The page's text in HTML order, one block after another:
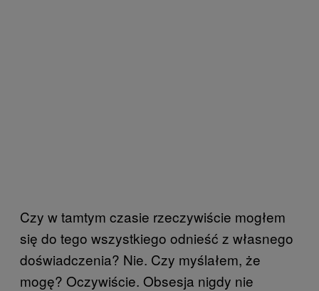
Czy w tamtym czasie rzeczywiście mogłem
się do tego wszystkiego odnieść z własnego
doświadczenia? Nie. Czy myślałem, że
mogę? Oczywiście. Obsesja nigdy nie